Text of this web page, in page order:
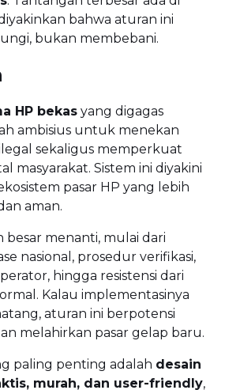
bahwa aturan ini
bukan membebani.
HP bekas yang digagas
ambisius untuk menekan
sekaligus memperkuat
masyarakat. Sistem ini diyakini
pasar HP yang lebih
aman.
menanti, mulai dari
nasional, prosedur verifikasi,
hingga resistensi dari
Kalau implementasinya
aturan ini berpotensi
melahirkan pasar gelap baru.
paling penting adalah desain
murah, dan user-friendly,